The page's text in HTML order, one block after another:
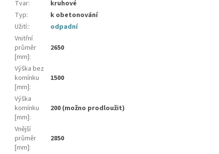
Tvar:
kruhové
Typ:
k obetonování
Užití::
odpadní
Vnitřní
průměr
[mm]:
2650
Výška bez
komínku
[mm]:
1500
Výška
komínku
[mm]:
200 (možno prodloužit)
Vnější
průměr
[mm]:
2850